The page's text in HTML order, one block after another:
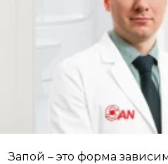
Запой – это форма